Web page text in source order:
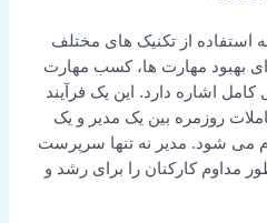
استفاده از تکنیک های مختلف
بهبود مهارت ها، کسب مهارت
اشاره دارد. این یک فرآیند
روزمره بین یک مدیر و یک
می شود. مدیر نه تنها سرپرست
مداوم کارکنان را برای رشد و